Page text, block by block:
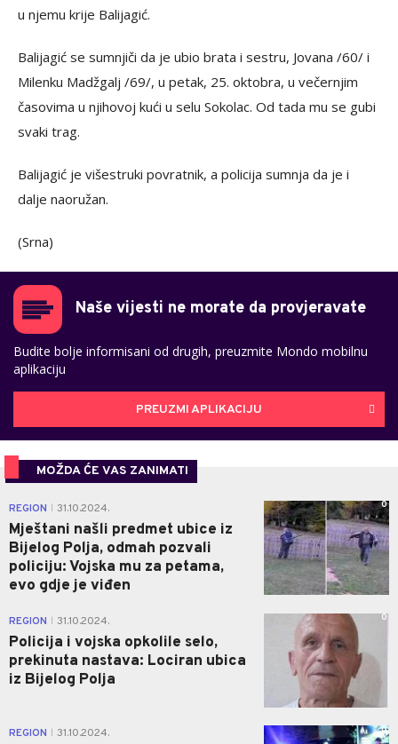
u njemu krije Balijagić.
Balijagić se sumnjiči da je ubio brata i sestru, Jovana /60/ i
Milenku Madžgalj /69/, u petak, 25. oktobra, u večernjim
časovima u njihovoj kući u selu Sokolac. Od tada mu se gubi
svaki trag.
Balijagić je višestruki povratnik, a policija sumnja da je i
dalje naoružan.
(Srna)
Naše vijesti ne morate da provjeravate
Budite bolje informisani od drugih, preuzmite Mondo mobilnu
aplikaciju
PREUZMI APLIKACIJU
MOŽDA ĆE VAS ZANIMATI
REGION 31.10.2024.
Mještani našli predmet ubice iz
Bijelog Polja, odmah pozvali
policiju: Vojska mu za petama,
evo gdje je viđen
0
REGION 31.10.2024.
Policija i vojska opkolile selo,
prekinuta nastava: Lociran ubica
iz Bijelog Polja
0
REGION 31.10.2024. 0